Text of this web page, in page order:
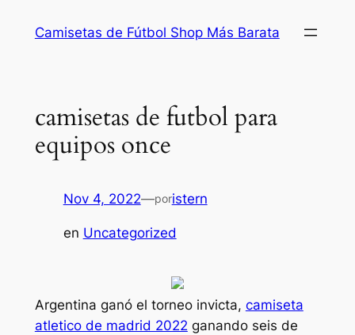
Camisetas de Fútbol Shop Más Barata
camisetas de futbol para
equipos once
Nov 4, 2022—poristern
en Uncategorized
Argentina ganó el torneo invicta, camiseta
atletico de madrid 2022 ganando seis de